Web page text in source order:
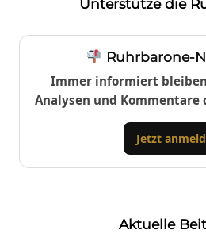
Unterstütze die
Ruhrbarone-
Immer informiert
Analysen und Kommentare
Jetzt
Aktuelle